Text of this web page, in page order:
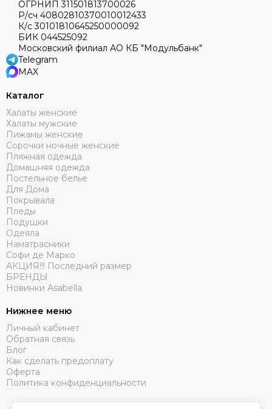
ОГРНИП 311501813700026
Р/сч 40802810370010012433
К/с 30101810645250000092
БИК 044525092
Московский филиал АО КБ "Модульбанк"
Telegram
MAX
Каталог
Халаты женские
Халаты мужские
Пижамы женские
Сорочки ночные женские
Пляжная одежда
Домашняя одежда
Постельное белье
Для Дома
Покрывала
Пледы
Подушки
Одеяла
Наматрасники
Софи де Марко
АКЦИЯ!!! Последний размер
БРЕНДЫ
Новинки Asabella
Нижнее меню
Личный кабинет
Обратная связь
Блог
Как сделать предоплату
Оферта
Политика конфиденциальности